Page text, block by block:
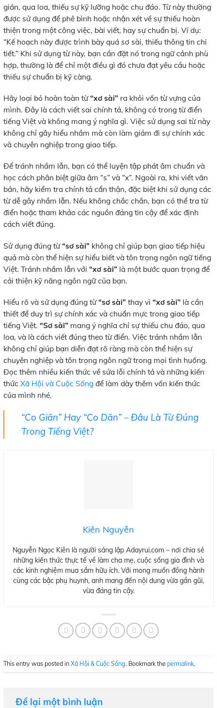
giản, qua loa, thiếu sự kỹ lưỡng hoặc chu đáo. Từ này thường
được sử dụng để phê bình hoặc nhận xét về sự thiếu hoàn
thiện trong một công việc, bài viết, hay sự chuẩn bị. Ví dụ:
“Kế hoạch này được trình bày quá sơ sài, thiếu thông tin chi
tiết.” Khi sử dụng từ này, bạn cần đặt nó trong ngữ cảnh phù
hợp, thường là để chỉ một điều gì đó chưa đạt yêu cầu hoặc
thiếu sự chuẩn bị kỹ càng.
Hãy loại bỏ hoàn toàn từ“xơ sài” ra khỏi vốn từ vựng của
mình. Đây là cách viết sai chính tả, không có trong từ điển
tiếng Việt và không mang ý nghĩa gì. Việc sử dụng sai từ này
không chỉ gây hiểu nhầm mà còn làm giảm đi sự chính xác
và chuyên nghiệp trong giao tiếp.
Để tránh nhầm lẫn, bạn có thể luyện tập phát âm chuẩn và
học cách phân biệt giữa âm “s” và “x”. Ngoài ra, khi viết văn
bản, hãy kiểm tra chính tả cẩn thận, đặc biệt khi sử dụng các
từ dễ gây nhầm lẫn. Nếu không chắc chắn, bạn có thể tra từ
điển hoặc tham khảo các nguồn đáng tin cậy để xác định
cách viết đúng.
Sử dụng đúng từ“sơ sài” không chỉ giúp bạn giao tiếp hiệu
quả mà còn thể hiện sự hiểu biết và tôn trọng ngôn ngữ tiếng
Việt. Tránh nhầm lẫn với “xơ sài” là một bước quan trọng để
cải thiện kỹ năng ngôn ngữ của bạn.
Hiểu rõ và sử dụng đúng từ“sơ sài” thay vì “xơ sài” là cần
thiết để duy trì sự chính xác và chuẩn mực trong giao tiếp
tiếng Việt. “Sơ sài” mang ý nghĩa chỉ sự thiếu chu đáo, qua
loa, và là cách viết đúng theo từ điển. Việc tránh nhầm lẫn
không chỉ giúp bạn diễn đạt rõ ràng mà còn thể hiện sự
chuyên nghiệp và tôn trọng ngôn ngữ trong mọi tình huống.
Đọc thêm nhiều kiến thức về sửa lỗi chính tả và những kiến
thức Xã Hội và Cuộc Sống để làm dày thêm vốn kiến thức
của mình nhé.
“Co Giãn” Hay “Co Dãn” – Đâu Là Từ Đúng
Trong Tiếng Việt?
Kiên Nguyễn
Nguyễn Ngọc Kiên là người sáng lập Adayrui.com – nơi chia sẻ
những kiến thức thực tế về làm cha mẹ, cuộc sống gia đình và
các kinh nghiệm mua sắm hữu ích. Với mong muốn đồng hành
cùng các bậc phụ huynh, anh mang đến nội dung vừa gần gũi,
vừa đáng tin cậy.
This entry was posted in Xã Hội & Cuộc Sống. Bookmark the permalink.
Để lại một bình luận